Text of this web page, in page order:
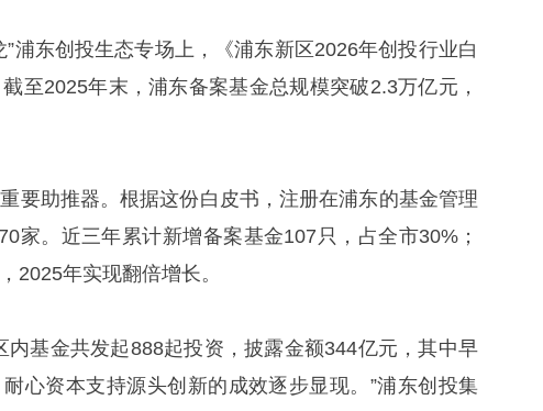
浦东创投生态专场上，《浦东新区2026年创投行业白
至2025年末，浦东备案基金总规模突破2.3万亿元，
要助推器。根据这份白皮书，注册在浦东的基金管理
家。近三年累计新增备案基金107只，占全市30%；
2025年实现翻倍增长。
内基金共发起888起投资，披露金额344亿元，其中早
心资本支持源头创新的成效逐步显现。”浦东创投集